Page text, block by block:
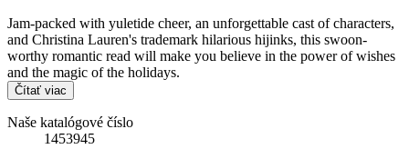
Jam-packed with yuletide cheer, an unforgettable cast of characters,
and Christina Lauren's trademark hilarious hijinks, this swoon-
worthy romantic read will make you believe in the power of wishes
and the magic of the holidays.
Čítať viac
Naše katalógové číslo
1453945